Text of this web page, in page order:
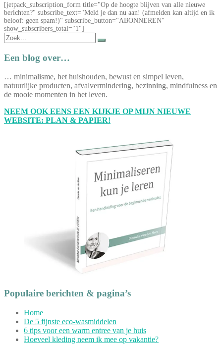
[jetpack_subscription_form title="Op de hoogte blijven van alle nieuwe
berichten?" subscribe_text="Meld je dan nu aan! (afmelden kan altijd en ik
beloof: geen spam!)" subscribe_button="ABONNEREN"
show_subscribers_total="1"]
Zoek
naar:
Een blog over…
… minimalisme, het huishouden, bewust en simpel leven,
natuurlijke producten, afvalvermindering, bezinning, mindfulness en
de mooie momenten in het leven.
NEEM OOK EENS EEN KIJKJE OP MIJN NIEUWE
WEBSITE: PLAN & PAPIER!
Populaire berichten & pagina’s
Home
De 5 fijnste eco-wasmiddelen
6 tips voor een warm entree van je huis
Hoeveel kleding neem ik mee op vakantie?